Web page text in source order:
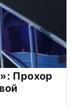
Прохор